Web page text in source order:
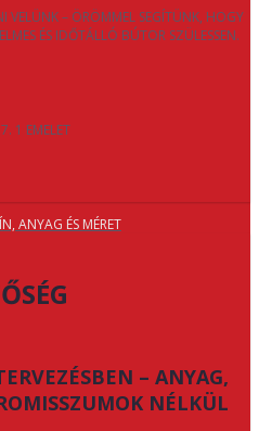
– ÖRÖMMEL SEGÍTÜNK, HOGY
ÉS IDŐTÁLLÓ BÚTOR SZÜLESSEN.
1 EMELET
ANYAG ÉS MÉRET
– ANYAG,
NÉLKÜL